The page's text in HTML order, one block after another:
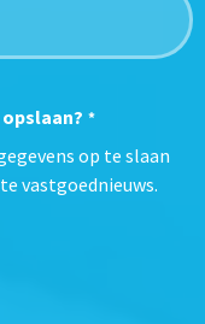
*
op te slaan
vastgoednieuws.